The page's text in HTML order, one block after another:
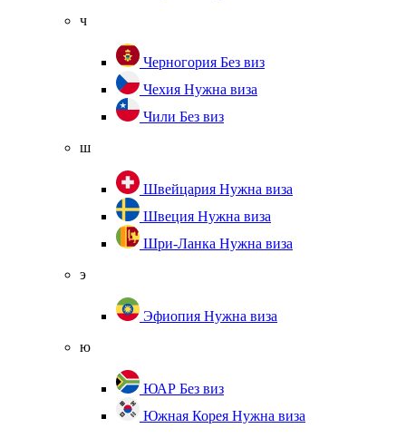
ч
Черногория Без виз
Чехия Нужна виза
Чили Без виз
ш
Швейцария Нужна виза
Швеция Нужна виза
Шри-Ланка Нужна виза
э
Эфиопия Нужна виза
ю
ЮАР Без виз
Южная Корея Нужна виза